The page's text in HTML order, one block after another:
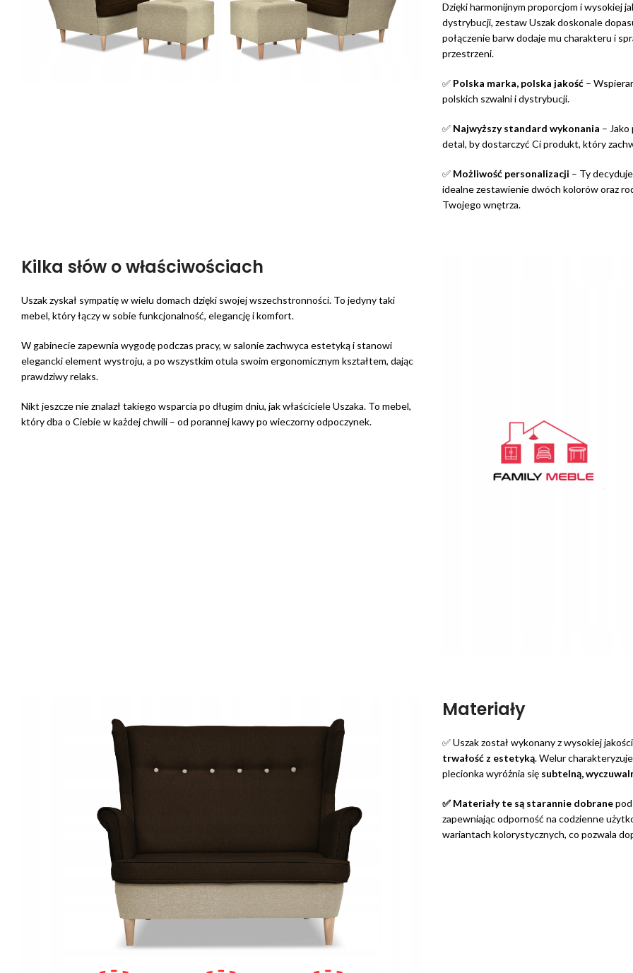
Dzięki harmonijnym proporcjom i wysokiej
dystrybucji, zestaw Uszak doskonale
połączenie barw dodaje mu charakteru i
przestrzeni.
✅ Polska marka, polska jakość –
polskich szwalni i dystrybucji.
✅ Najwyższy standard wykonania –
detal, by dostarczyć Ci produkt, który
✅ Możliwość personalizacji – Ty
idealne zestawienie dwóch kolorów oraz
Twojego wnętrza.
Kilka słów o właściwościach
Uszak zyskał sympatię w wielu domach dzięki swojej wszechstronności. To jedyny taki
mebel, który łączy w sobie funkcjonalność, elegancję i komfort.
W gabinecie zapewnia wygodę podczas pracy, w salonie zachwyca estetyką i stanowi
elegancki element wystroju, a po wszystkim otula swoim ergonomicznym kształtem, dając
prawdziwy relaks.
Nikt jeszcze nie znalazł takiego wsparcia po długim dniu, jak właściciele Uszaka. To mebel,
który dba o Ciebie w każdej chwili – od porannej kawy po wieczorny odpoczynek.
Materiały
✅ Uszak został wykonany z wysokiej
trwałość z estetyką. Welur
plecionka wyróżnia się subtelną,
✅ Materiały te są starannie dobrane
zapewniając odporność na codzienne
wariantach kolorystycznych, co pozwala